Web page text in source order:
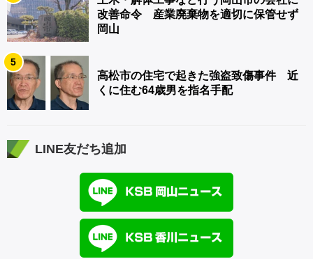
改善命令 産業廃棄物を適切に保管せず
岡山
5
高松市の住宅で起きた強盗致傷事件 近
くに住む64歳男を指名手配
LINE友だち追加